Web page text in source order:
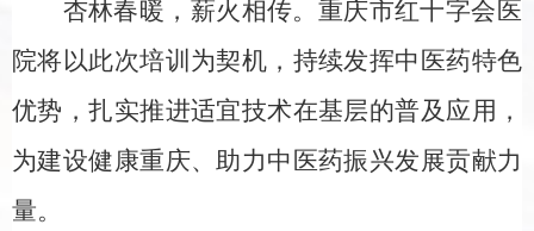
杏林春暖，薪火相传。重庆市红十字会医
院将以此次培训为契机，持续发挥中医药特色
优势，扎实推进适宜技术在基层的普及应用，
为建设健康重庆、助力中医药振兴发展贡献力
量。